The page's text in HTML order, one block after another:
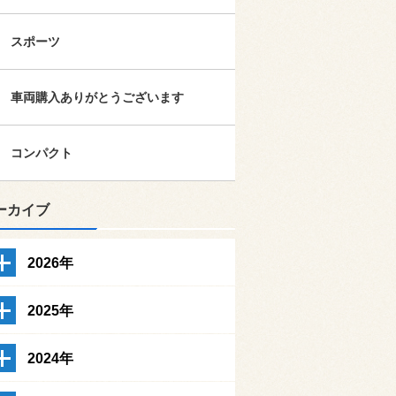
スポーツ
車両購入ありがとうございます
コンパクト
カイブ
2026年
2025年
2024年